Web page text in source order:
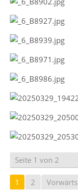
Seite 1 von 2
1 2 Vorwärts